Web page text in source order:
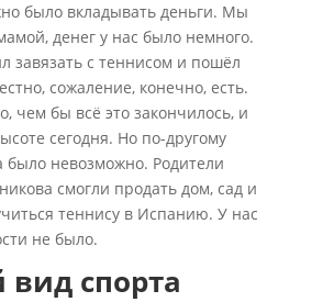
было вкладывать деньги. Мы
денег у нас было немного.
завязать с теннисом и пошёл
сожаление, конечно, есть.
чем бы всё это закончилось, и
сегодня. Но по-другому
было невозможно. Родители
смогли продать дом, сад и
теннису в Испанию. У нас
не было.
вид спорта